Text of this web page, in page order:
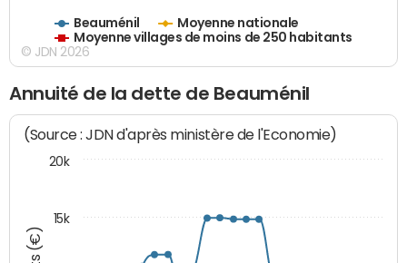
Beauménil
Moyenne nationale
Moyenne villages de moins de 250 habitants
© JDN 2026
Annuité de la dette de Beauménil
(Source : JDN d'après ministère de l'Economie)
15k
20k